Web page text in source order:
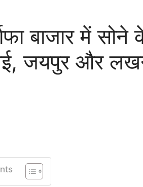
बाजार में सोने
जयपुर और